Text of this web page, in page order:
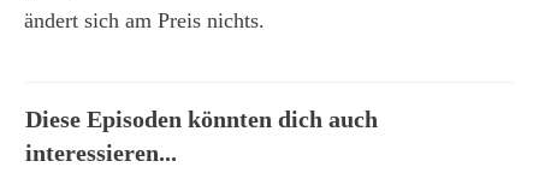
ändert sich am Preis nichts.
Diese Episoden könnten dich auch
interessieren...